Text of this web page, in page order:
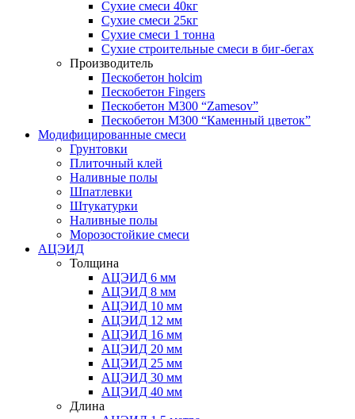
Сухие смеси 40кг
Сухие смеси 25кг
Сухие смеси 1 тонна
Сухие строительные смеси в биг-бегах
Производитель
Пескобетон holcim
Пескобетон Fingers
Пескобетон М300 “Zamesov”
Пескобетон М300 “Каменный цветок”
Модифицированные смеси
Грунтовки
Плиточный клей
Наливные полы
Шпатлевки
Штукатурки
Наливные полы
Морозостойкие смеси
АЦЭИД
Толщина
АЦЭИД 6 мм
АЦЭИД 8 мм
АЦЭИД 10 мм
АЦЭИД 12 мм
АЦЭИД 16 мм
АЦЭИД 20 мм
АЦЭИД 25 мм
АЦЭИД 30 мм
АЦЭИД 40 мм
Длина